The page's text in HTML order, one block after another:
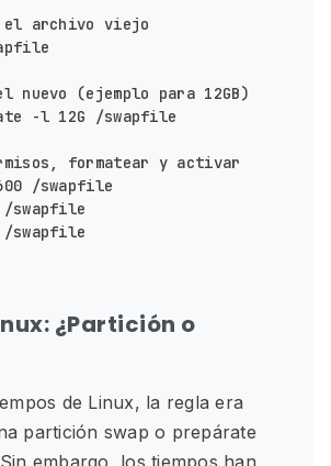
archivo viejo
nuevo (ejemplo para 12GB)
-l 12G /swapfile
formatear y activar
/swapfile
/swapfile
¿Partición o
de Linux, la regla era
partición swap o prepárate